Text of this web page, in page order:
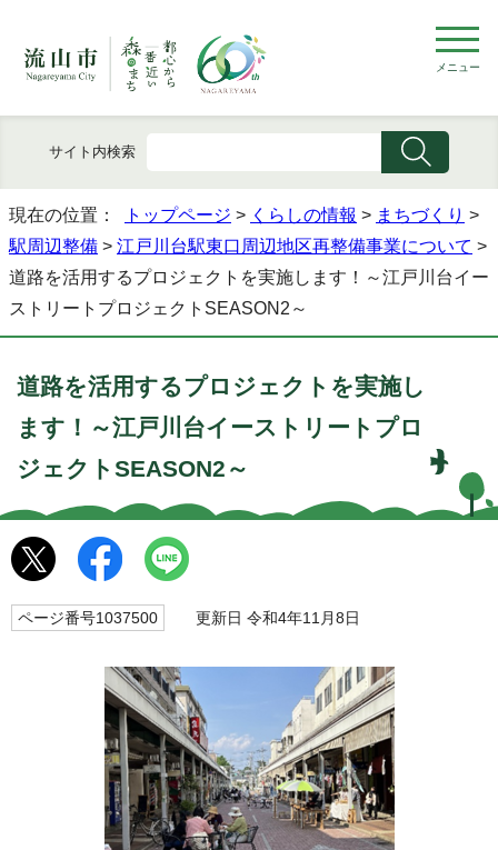
メニュー
サイト内検索
現在の位置： トップページ > くらしの情報 > まちづくり >
駅周辺整備 > 江戸川台駅東口周辺地区再整備事業について >
道路を活用するプロジェクトを実施します！～江戸川台イー
ストリートプロジェクトSEASON2～
道路を活用するプロジェクトを実施し
ます！～江戸川台イーストリートプロ
ジェクトSEASON2～
ページ番号1037500 更新日 令和4年11月8日